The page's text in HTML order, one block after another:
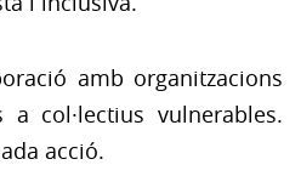
amb organitzacions
col·lectius vulnerables.
acció.